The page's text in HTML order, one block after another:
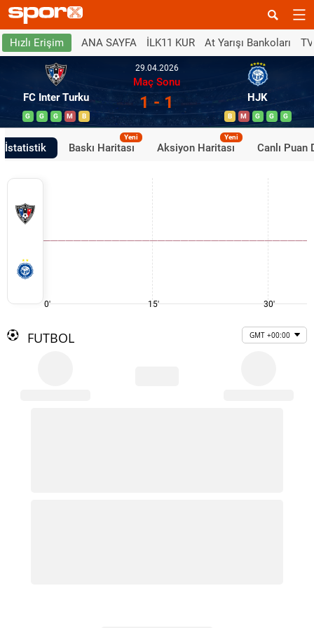
Hızlı Erişim ANA SAYFA İLK11 KUR At Yarışı Bankoları
FC Inter Turku
G G G M B
29.04.2026
Maç Sonu
1 - 1 HJK
B M G G G
İstatistik Baskı Haritası
Yeni
Aksiyon Haritası
Yeni
Canlı Puan
0' 15' 30'
FUTBOL GMT +00:00